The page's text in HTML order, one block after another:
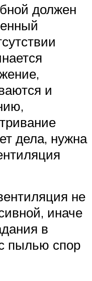
должен
и
дела, нужна
не
иначе
в
пылью спор